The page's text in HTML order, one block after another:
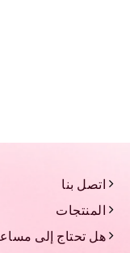
اتصل بنا
المنتجات
هل تحتاج إلى